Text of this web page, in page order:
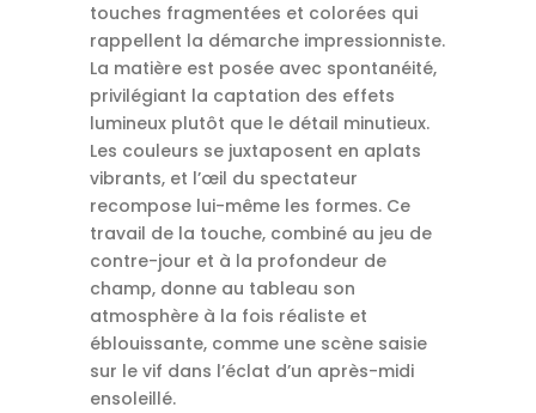
touches fragmentées et colorées qui
rappellent la démarche impressionniste.
La matière est posée avec spontanéité,
privilégiant la captation des effets
lumineux plutôt que le détail minutieux.
Les couleurs se juxtaposent en aplats
vibrants, et l’œil du spectateur
recompose lui-même les formes. Ce
travail de la touche, combiné au jeu de
contre-jour et à la profondeur de
champ, donne au tableau son
atmosphère à la fois réaliste et
éblouissante, comme une scène saisie
sur le vif dans l’éclat d’un après-midi
ensoleillé.